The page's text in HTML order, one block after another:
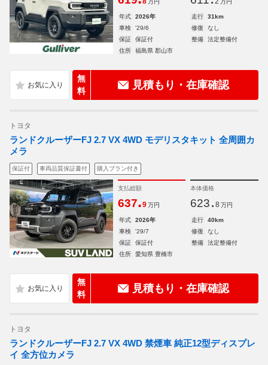
万円 万円
年式 2026年 走行
31km
車検
'29/6 修復
なし
保証
保証付 整備
法定整備付
住所
福島県 郡山市
無
料
見積もり・在庫確認
トヨタ
ランドクルーザーFJ 2.7 VX 4WD モデリスタキット 全周囲カ
メラ
保証付 車両品質保証書付 購入プラン付き
支払総額
637.9 万円
本体価格
623. 8 万円
年式 2026年 走行
40km
車検
'29/7 修復
なし
保証
保証付 整備
法定整備付
住所
愛知県 豊橋市
無
料
見積もり・在庫確認
トヨタ
ランドクルーザーFJ 2.7 VX 4WD 禁煙車 純正12型ディスプレ
イ 全方位カメラ